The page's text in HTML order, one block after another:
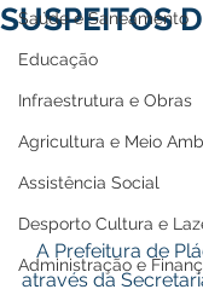
Saúde e Saneamento
Educação
Infraestrutura e Obras
Agricultura e Meio
Assistência Social
Desporto Cultura e
Administração e
SUSPEITOS
através da